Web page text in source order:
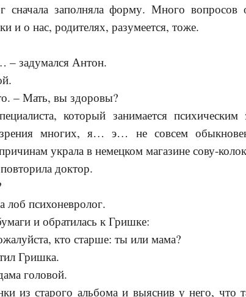
сначала заполняла форму. Много
и о нас, родителях, разумеется, тоже.
– задумался Антон.
– Мать, вы здоровы?
который занимается
многих, я… э… не совсем
украла в немецком магазине сову-
доктор.
психоневролог.
и обратилась к Гришке:
кто старше: ты или мама?
Гришка.
головой.
из старого альбома и выяснив у него, что